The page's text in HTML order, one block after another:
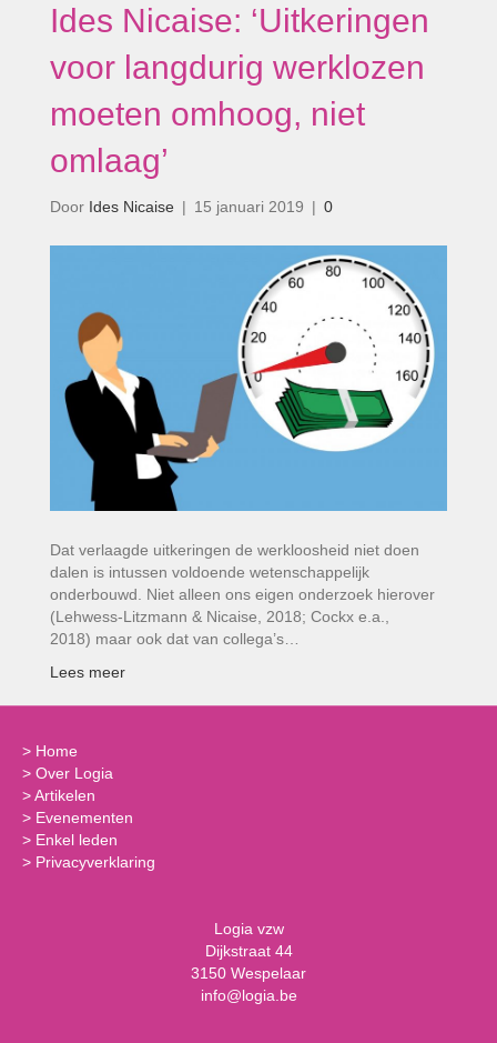
Ides Nicaise: ‘Uitkeringen
voor langdurig werklozen
moeten omhoog, niet
omlaag’
Door Ides Nicaise | 15 januari 2019 | 0
Dat verlaagde uitkeringen de werkloosheid niet doen
dalen is intussen voldoende wetenschappelijk
onderbouwd. Niet alleen ons eigen onderzoek hierover
(Lehwess-Litzmann & Nicaise, 2018; Cockx e.a.,
2018) maar ook dat van collega’s…
Lees meer
> Home
> Over Logia
>Artikelen
> Evenementen
> Enkel leden
> Privacyverklaring
Logia vzw
Dijkstraat 44
3150 Wespelaar
info@logia.be